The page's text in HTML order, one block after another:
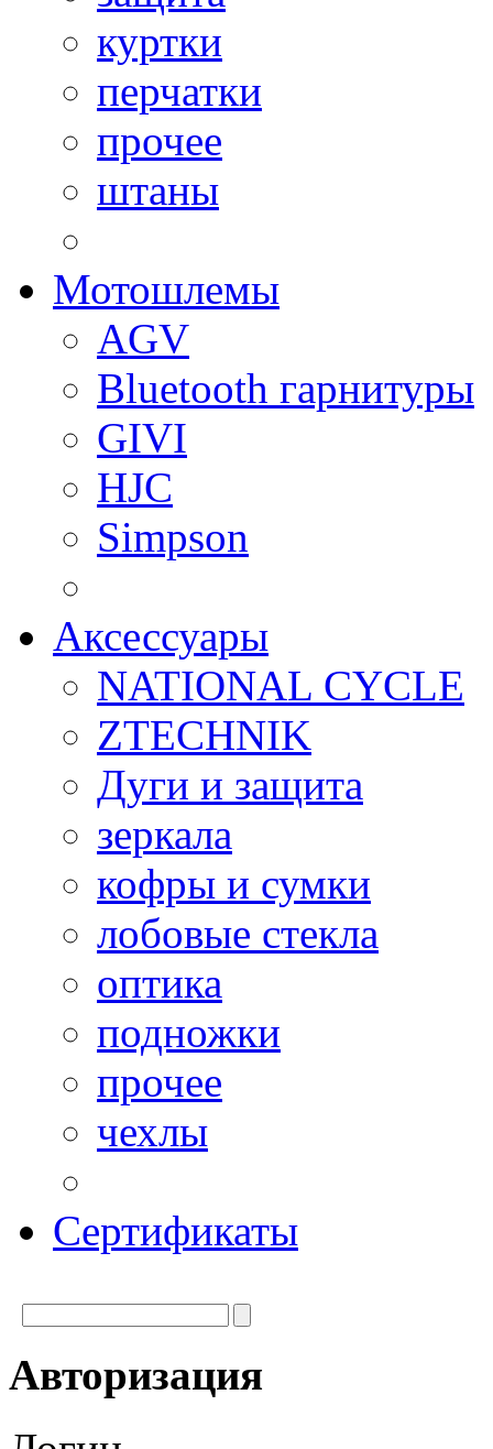
куртки
перчатки
прочее
штаны
Мотошлемы
AGV
Bluetooth гарнитуры
GIVI
HJC
Simpson
Аксессуары
NATIONAL CYCLE
ZTECHNIK
Дуги и защита
зеркала
кофры и сумки
лобовые стекла
оптика
подножки
прочее
чехлы
Сертификаты
Авторизация